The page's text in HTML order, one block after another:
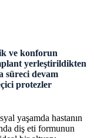
ve konforun
yerleştirildikten
süreci devam
protezler
yaşamda hastanın
diş eti formunun